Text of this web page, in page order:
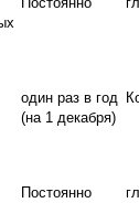
один раз в год
(на 1 декабря)
Постоянно